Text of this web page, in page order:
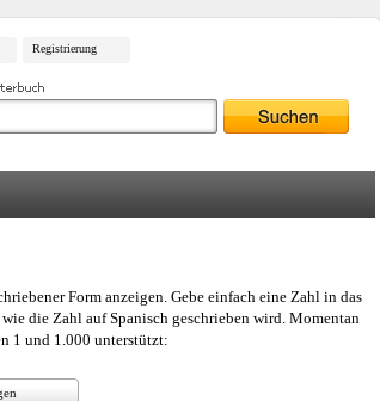
Registrierung
Form anzeigen. Gebe einfach eine Zahl in das
die Zahl auf Spanisch geschrieben wird. Momentan
1 und 1.000 unterstützt: